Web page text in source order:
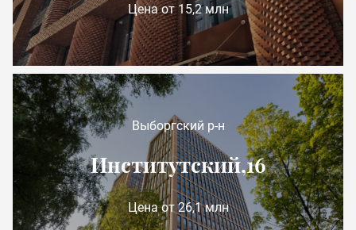
Цена от 15,2 млн
Выборгский р-н
Институтский,16
Цена от 26,1 млн